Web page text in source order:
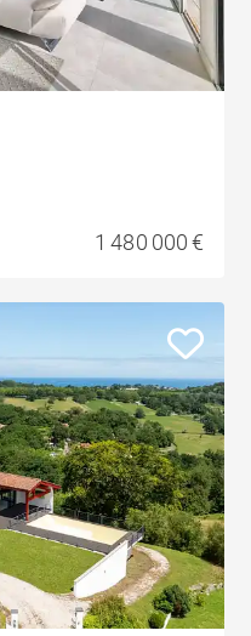
1 480 000 €